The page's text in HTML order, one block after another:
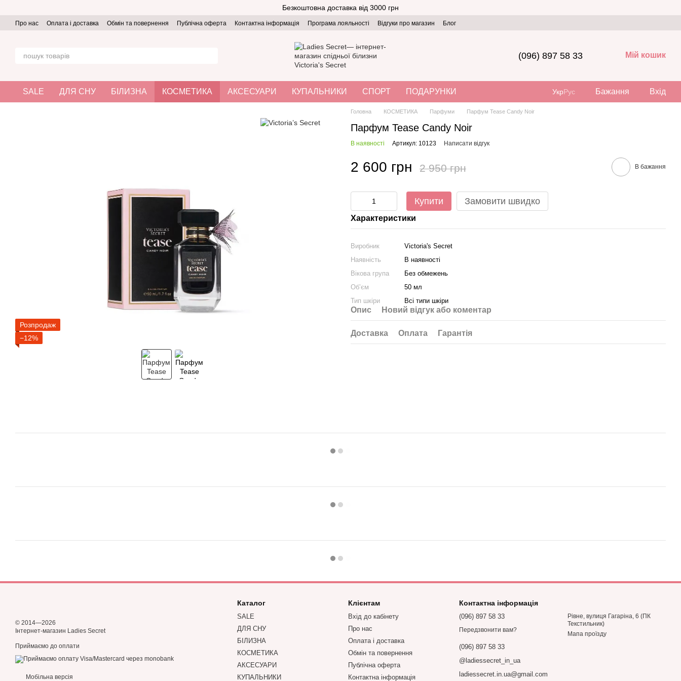
Безкоштовна доставка від 3000 грн
Про нас Оплата і доставка Обмін та повернення Публічна оферта Контактна інформація Програма лояльності Відгуки про магазин Блог
(096) 897 58 33 Мій кошик
SALE ДЛЯ СНУ БІЛИЗНА КОСМЕТИКА АКСЕСУАРИ КУПАЛЬНИКИ СПОРТ ПОДАРУНКИ УкрРус Бажання Вхід
Розпродаж
−12%
Головна КОСМЕТИКА Парфуми Парфум Tease Candy Noir
Парфум Tease Candy Noir
В наявності Артикул: 10123 Написати відгук
2 600 грн 2 950 грн В бажання
Купити Замовити швидко
Характеристики
Виробник
Victoria's Secret
Наявність
В наявності
Вікова група
Без обмежень
Об’єм
50 мл
Тип шкіри
Всі типи шкіри
Опис Новий відгук або коментар
Доставка Оплата Гарантія
© 2014—2026
Інтернет-магазин Ladies Secret
Приймаємо до оплати
Мобільна версія
Каталог
SALE
ДЛЯ СНУ
БІЛИЗНА
КОСМЕТИКА
АКСЕСУАРИ
КУПАЛЬНИКИ
Клієнтам
Вхід до кабінету
Про нас
Оплата і доставка
Обмін та повернення
Публічна оферта
Контактна інформація
Контактна інформація
(096) 897 58 33
Передзвонити вам?
(096) 897 58 33
@ladiessecret_in_ua
ladiessecret.in.ua@gmail.com
Рівне, вулиця Гагаріна, 6 (ПК
Текстильник)
Мапа проїзду